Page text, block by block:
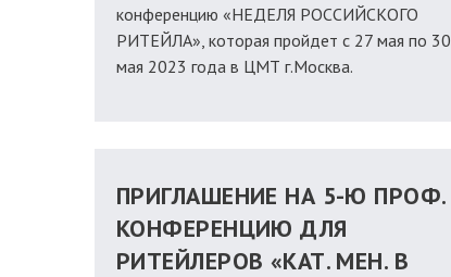
конференцию «НЕДЕЛЯ РОССИЙСКОГО
РИТЕЙЛА», которая пройдет с 27 мая по 30
мая 2023 года в ЦМТ г.Москва.
ПРИГЛАШЕНИЕ НА 5-Ю ПРОФ.
КОНФЕРЕНЦИЮ ДЛЯ
РИТЕЙЛЕРОВ «КАТ. МЕН. В